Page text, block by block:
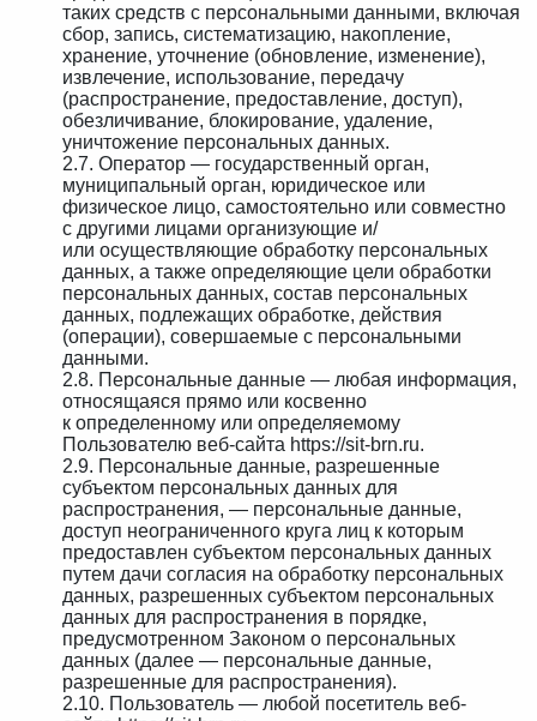
таких средств с персональными данными, включая
сбор, запись, систематизацию, накопление,
хранение, уточнение (обновление, изменение),
извлечение, использование, передачу
(распространение, предоставление, доступ),
обезличивание, блокирование, удаление,
уничтожение персональных данных.
2.7. Оператор — государственный орган,
муниципальный орган, юридическое или
физическое лицо, самостоятельно или совместно
с другими лицами организующие и/
или осуществляющие обработку персональных
данных, а также определяющие цели обработки
персональных данных, состав персональных
данных, подлежащих обработке, действия
(операции), совершаемые с персональными
данными.
2.8. Персональные данные — любая информация,
относящаяся прямо или косвенно
к определенному или определяемому
Пользователю веб-сайта https://sit-brn.ru.
2.9. Персональные данные, разрешенные
субъектом персональных данных для
распространения, — персональные данные,
доступ неограниченного круга лиц к которым
предоставлен субъектом персональных данных
путем дачи согласия на обработку персональных
данных, разрешенных субъектом персональных
данных для распространения в порядке,
предусмотренном Законом о персональных
данных (далее — персональные данные,
разрешенные для распространения).
2.10. Пользователь — любой посетитель веб-